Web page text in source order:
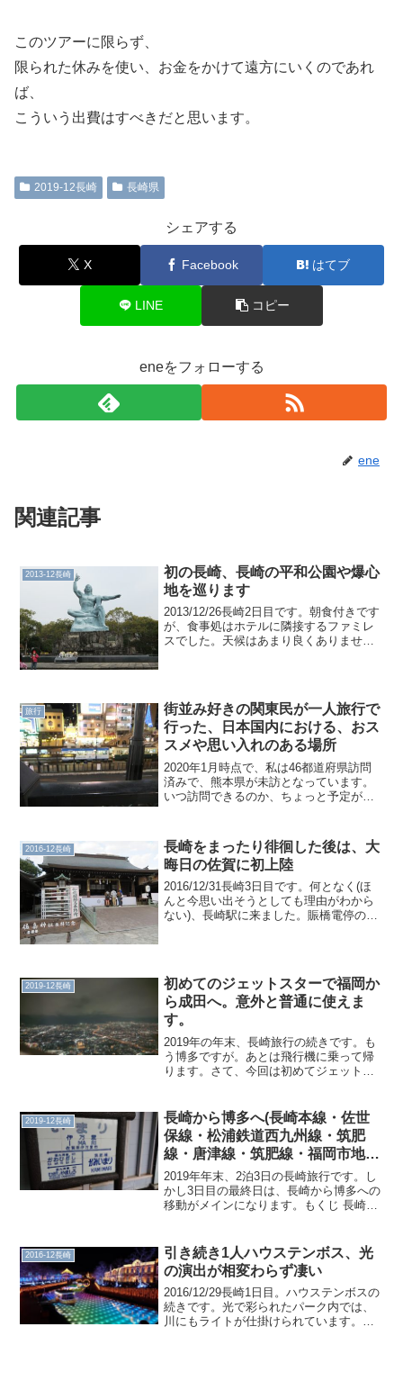
このツアーに限らず、
限られた休みを使い、お金をかけて遠方にいくのであれ
ば、
こういう出費はすべきだと思います。
2019-12長崎 長崎県
シェアする
X Facebook はてブ
LINE コピー
eneをフォローする
ene
関連記事
2013-12長崎
初の長崎、長崎の平和公園や爆心
地を巡ります
2013/12/26長崎2日目です。朝食付きです
が、食事処はホテルに隣接するファミレ
スでした。天候はあまり良くありませ
(2017/...
旅行
街並み好きの関東民が一人旅行で
行った、日本国内における、おス
スメや思い入れのある場所
2020年1月時点で、私は46都道府県訪問
済みで、熊本県が未訪となっています。
いつ訪問できるのか、ちょっと予定がわ
せんが、おススメや思い入れのある場所
を少し語ります。前...
2016-12長崎
長崎をまったり徘徊した後は、大
晦日の佐賀に初上陸
2016/12/31長崎3日目です。何となく(ほ
んと今思い出そうとしても理由がわから
ない)、長崎駅に来ました。賑橋電停の付
が、今日の...
2019-12長崎
初めてのジェットスターで福岡か
ら成田へ。意外と普通に使えま
す。
2019年の年末、長崎旅行の続きです。も
う博多ですが。あとは飛行機に乗って帰
ります。さて、今回は初めてジェットス
いうものがどんな感じか体験してみたか
ったのです。チェ...
2019-12長崎
長崎から博多へ(長崎本線・佐世
保線・松浦鉄道西九州線・筑肥
線・唐津線・筑肥線・福岡市地下
鉄空港線)
2019年年末、2泊3日の長崎旅行です。し
かし3日目の最終日は、長崎から博多への
移動がメインになります。もくじ 長崎本
唐津間) 唐津 筑肥線・福岡市地下鉄空港
線...
2016-12長崎
引き続き1人ハウステンボス、光
の演出が相変わらず凄い
2016/12/29長崎1日目。ハウステンボスの
続きです。光で彩られたパーク内では、
川にもライトが仕掛けられています。し